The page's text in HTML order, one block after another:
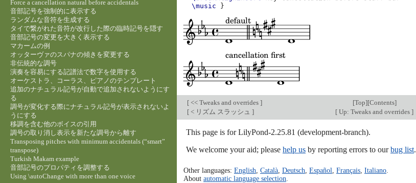
\music
}
[ << Tweaks and overrides ] [Top][Contents]
[ < リズム スラッシュ ] [ Up: Tweaks and overrides ]
This page is for LilyPond-2.25.81 (development-branch).
We welcome your aid; please help us by reporting errors to ourbug list.
Other languages: English Català, Deutsch Español Français, Italiano.
About automatic language selection
Force a cancellation natural before accidentals
音部記号を強制的に表示する
ランダムな音符を生成する
タイで繋がれた音符が改行した際の臨時記号を隠す
音部記号の変更を大きく表示する
マカームの例
オッターヴァのスパナの傾きを変更する
非伝統的な調号
演奏を容易にする記譜法で数字を使用する
オーケストラ、コーラス、ピアノのテンプレート
追加のナチュラル記号が自動で追加されないようにす
る
調号が変化する際にナチュラル記号が表示されないよ
うにする
移調を含む他のボイスの引用
調号の取り消し表示を新たな調号から離す
Transposing pitches with minimum accidentals (“smart”
transpose)
Turkish Makam example
音部記号のプロパティを調整する
Using \autoChange with more than one voice